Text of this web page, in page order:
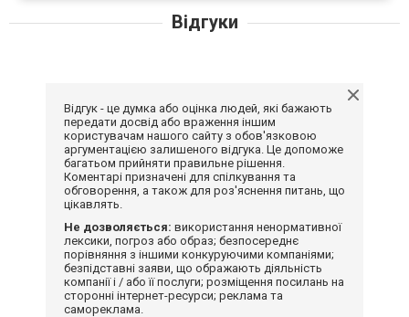
Відгуки
Відгук - це думка або оцінка людей, які бажають
передати досвід або враження іншим
користувачам нашого сайту з обов'язковою
аргументацією залишеного відгука. Це допоможе
багатьом прийняти правильне рішення.
Коментарі призначені для спілкування та
обговорення, а також для роз'яснення питань, що
цікавлять.
Не дозволяється: використання ненормативної
лексики, погроз або образ; безпосереднє
порівняння з іншими конкуруючими компаніями;
безпідставні заяви, що ображають діяльність
компанії і / або її послуги; розміщення посилань на
сторонні інтернет-ресурси; реклама та
самореклама.